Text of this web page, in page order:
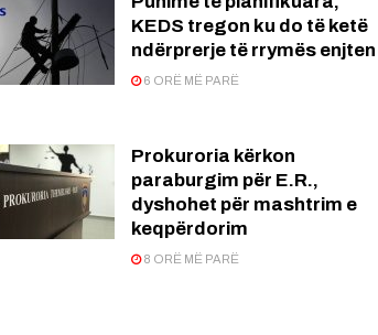
KEDS tregon ku do të ketë
ndërprerje të rrymës enjten
6 ORË MË PARË
Prokuroria kërkon
paraburgim për E.R.,
dyshohet për mashtrim e
keqpërdorim
8 ORË MË PARË